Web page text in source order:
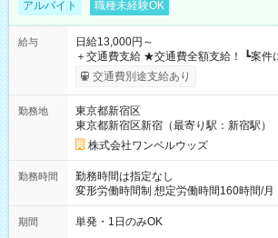
アルバイト 職種未経験OK
給与
日給13,000円～
＋交通費支給 ★交通費全額支給！ ┗案件により規定あり ★日払
いOK！（規定あり） ┗働いたその日に
ンビニATMから 日払い分を引き落とせます！ 【試用期
交通費別途支給あり
勤務地
東京都新宿区
東京都新宿区新宿（最寄り駅：新宿駅）
株式会社ワンベルウッズ
勤務時間
勤務時間は指定なし
変形労働時間制 想定労働時間160時間/月 【シフト例】 ・8：00
～21：00
期間 単発・1日のみOK